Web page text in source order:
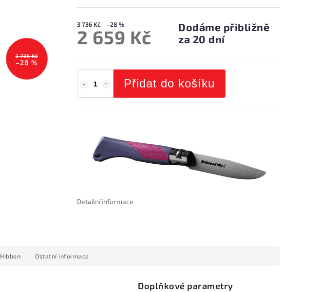
3 736 Kč
–28 %
3 736 Kč –28 %
2 659 Kč
Dodáme přibližně
za 20 dní
Přidat do košíku
Detailní informace
Hibben Ostatní informace
Doplňkové parametry